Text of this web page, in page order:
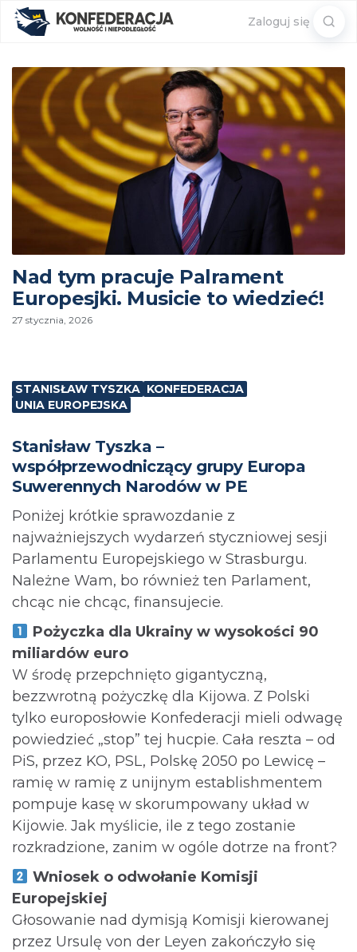
Zaloguj się
Nad tym pracuje Palrament
Europesjki. Musicie to wiedzieć!
27 stycznia, 2026
STANISŁAW TYSZKA KONFEDERACJA
UNIA EUROPEJSKA
Stanisław Tyszka –
współprzewodniczący grupy Europa
Suwerennych Narodów w PE
Poniżej krótkie sprawozdanie z
najważniejszych wydarzeń styczniowej sesji
Parlamentu Europejskiego w Strasburgu.
Należne Wam, bo również ten Parlament,
chcąc nie chcąc, finansujecie.
Pożyczka dla Ukrainy w wysokości 90
miliardów euro
W środę przepchnięto gigantyczną,
bezzwrotną pożyczkę dla Kijowa. Z Polski
tylko europosłowie Konfederacji mieli odwagę
powiedzieć „stop” tej hucpie. Cała reszta – od
PiS, przez KO, PSL, Polskę 2050 po Lewicę –
ramię w ramię z unijnym establishmentem
pompuje kasę w skorumpowany układ w
Kijowie. Jak myślicie, ile z tego zostanie
rozkradzione, zanim w ogóle dotrze na front?
Wniosek o odwołanie Komisji
Europejskiej
Głosowanie nad dymisją Komisji kierowanej
przez Ursulę von der Leyen zakończyło się